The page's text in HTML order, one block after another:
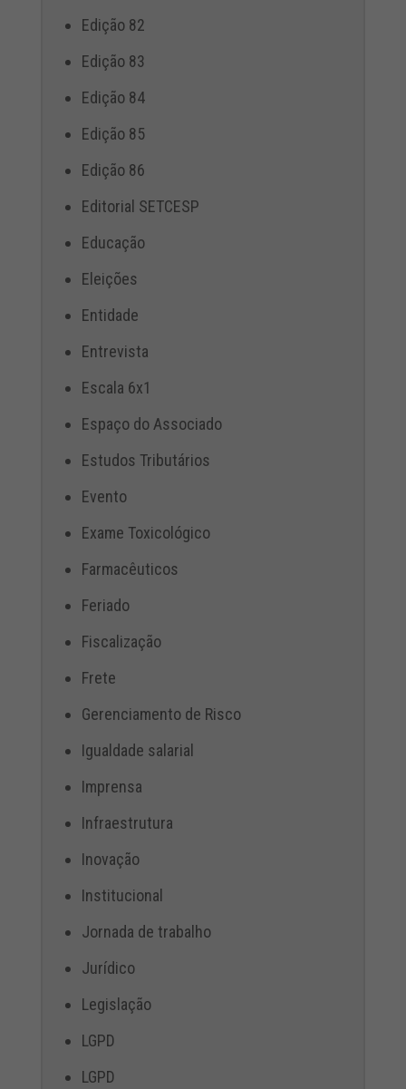
Edição 82
Edição 83
Edição 84
Edição 85
Edição 86
Editorial SETCESP
Educação
Eleições
Entidade
Entrevista
Escala 6x1
Espaço do Associado
Estudos Tributários
Evento
Exame Toxicológico
Farmacêuticos
Feriado
Fiscalização
Frete
Gerenciamento de Risco
Igualdade salarial
Imprensa
Infraestrutura
Inovação
Institucional
Jornada de trabalho
Jurídico
Legislação
LGPD
LGPD